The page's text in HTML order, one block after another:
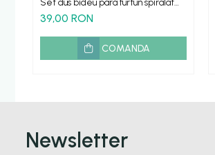
Set dus bideu para furtun spiralat
gri
39,00 RON
COMANDA
Newsletter